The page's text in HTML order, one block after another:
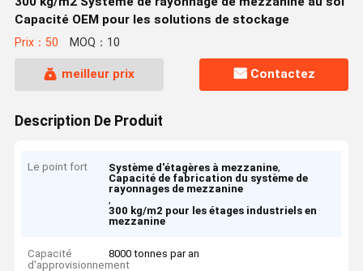
Capacité OEM pour les solutions de stockage
Prix：50 MOQ：10
meilleur prix Contactez
Description De Produit
Le point fort Système d'étagères à mezzanine,
Capacité de fabrication du système de
rayonnages de mezzanine
,
300 kg/m2 pour les étages industriels en
mezzanine
Capacité
d'approvisionnement
8000 tonnes par an